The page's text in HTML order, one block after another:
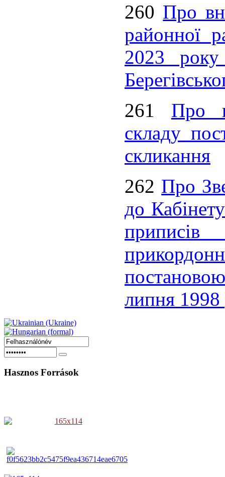
260 Про
районної
2023
261 Про
складу
скликання
262 Про
до
липня
Hasznos Források